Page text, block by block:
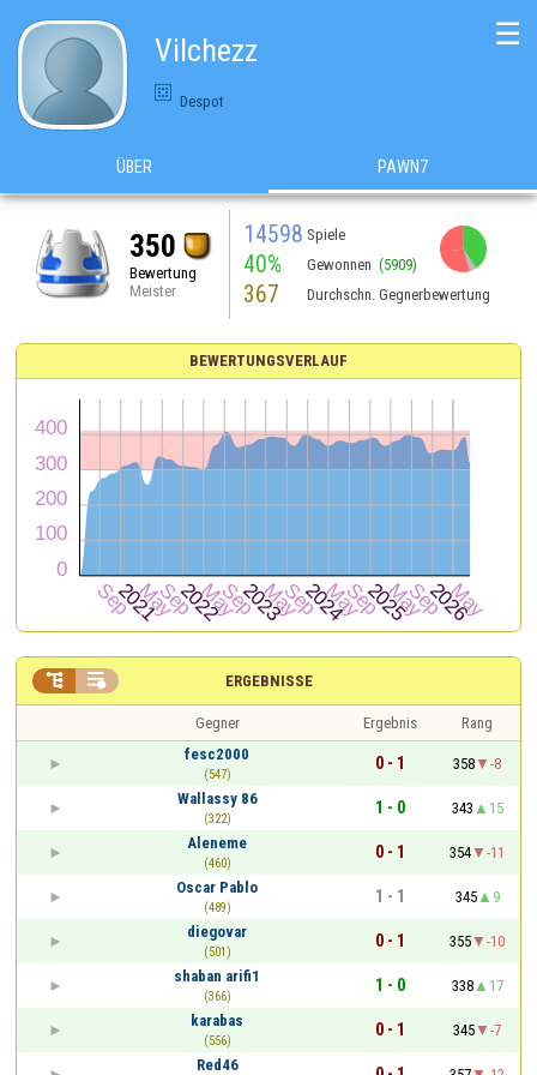
Vilchezz
Despot
☰
ÜBER PAWN7
350
Bewertung
Meister
14598 Spiele
40% Gewonnen (5909)
367 Durchschn. Gegnerbewertung
BEWERTUNGSVERLAUF
ERGEBNISSE
 
Gegner Ergebnis
Rang
fesc2000
(547)
0 - 1 358
-8
Wallassy 86
(322)
1 - 0 343
15
Aleneme
(460)
0 - 1 354
-11
Oscar Pablo
(489)
1 - 1 345
9
diegovar
(501)
0 - 1 355
-10
shaban arifi1
(366)
1 - 0 338
17
karabas
(556)
0 - 1 345
-7
Red46